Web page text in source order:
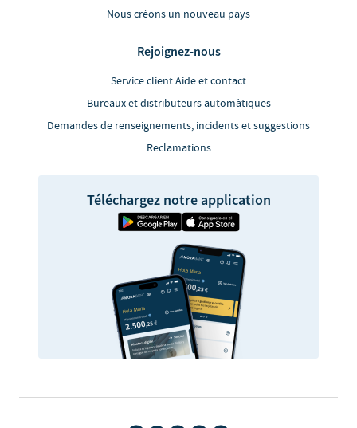
Nous créons un nouveau pays
Rejoignez-nous
Service client Aide et contact
Bureaux et distributeurs automàtiques
Demandes de renseignements, incidents et suggestions
Reclamations
Téléchargez notre application